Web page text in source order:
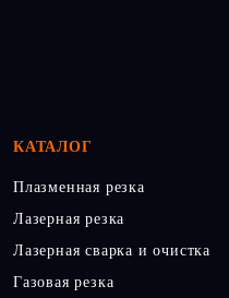
КАТАЛОГ
Плазменная резка
Лазерная резка
Лазерная сварка и очистка
Газовая резка